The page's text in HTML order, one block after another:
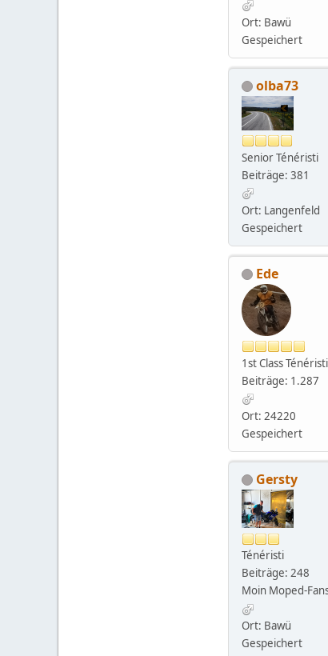
Ort: Bawü
Gespeichert
olba73
Senior Ténéristi
Beiträge: 381
Ort: Langenfeld
Gespeichert
Ede
1st Class Ténéristi
Beiträge: 1.287
Ort: 24220
Gespeichert
Gersty
Ténéristi
Beiträge: 248
Moin Moped-
Ort: Bawü
Gespeichert